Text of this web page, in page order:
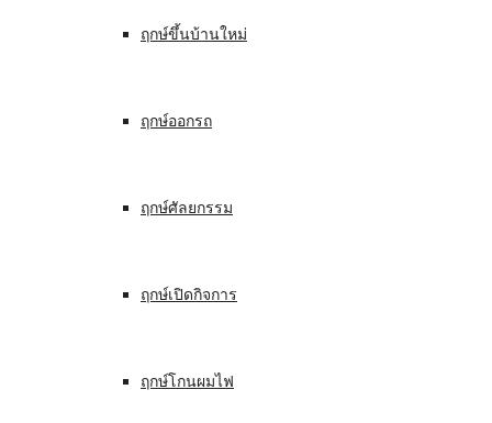
ฤกษ์ขึ้นบ้านใหม่
ฤกษ์ออกรถ
ฤกษ์ศัลยกรรม
ฤกษ์เปิดกิจการ
ฤกษ์โกนผมไฟ